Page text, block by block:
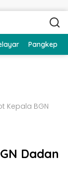
Pangkep
Kepala BGN
Dadan